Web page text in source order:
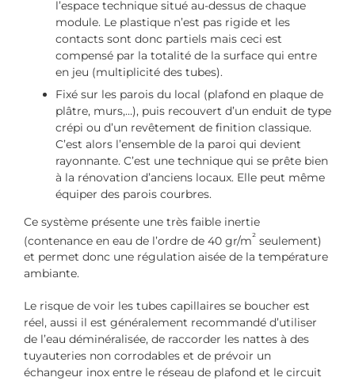
l’espace technique situé au-dessus de chaque
module. Le plastique n’est pas rigide et les
contacts sont donc partiels mais ceci est
compensé par la totalité de la surface qui entre
en jeu (multiplicité des tubes).
Fixé sur les parois du local (plafond en plaque de
plâtre, murs,…), puis recouvert d’un enduit de type
crépi ou d’un revêtement de finition classique.
C’est alors l’ensemble de la paroi qui devient
rayonnante. C’est une technique qui se prête bien
à la rénovation d’anciens locaux. Elle peut même
équiper des parois courbres.
Ce système présente une très faible inertie
(contenance en eau de l’ordre de 40 gr/m² seulement)
et permet donc une régulation aisée de la température
ambiante.
Le risque de voir les tubes capillaires se boucher est
réel, aussi il est généralement recommandé d’utiliser
de l’eau déminéralisée, de raccorder les nattes à des
tuyauteries non corrodables et de prévoir un
échangeur inox entre le réseau de plafond et le circuit